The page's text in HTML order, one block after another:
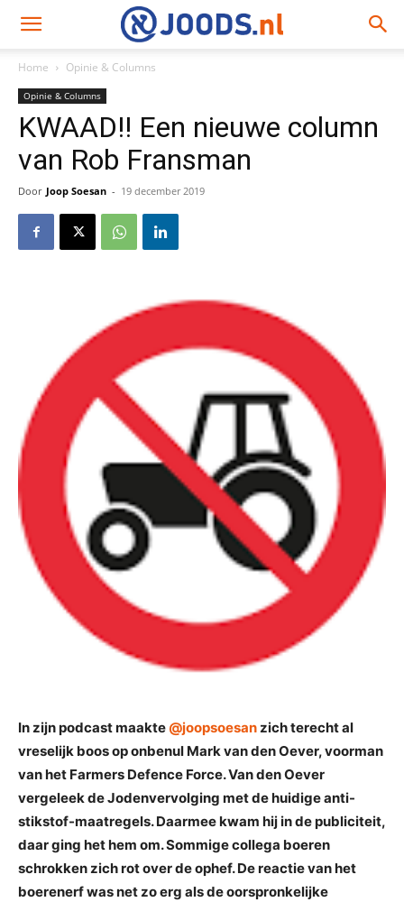
Home Opinie & Columns
Opinie & Columns
KWAAD!! Een nieuwe column
van Rob Fransman
Door Joop Soesan - 19 december 2019
In zijn podcast maakte @joopsoesanzich terecht al
vreselijk boos op onbenul Mark van den Oever, voorman
van het Farmers Defence Force. Van den Oever
vergeleek de Jodenvervolging met de huidige anti-
stikstof-maatregels. Daarmee kwam hij in de publiciteit,
daar ging het hem om. Sommige collega boeren
schrokken zich rot over de ophef. De reactie van het
boerenerf was net zo erg als de oorspronkelijke